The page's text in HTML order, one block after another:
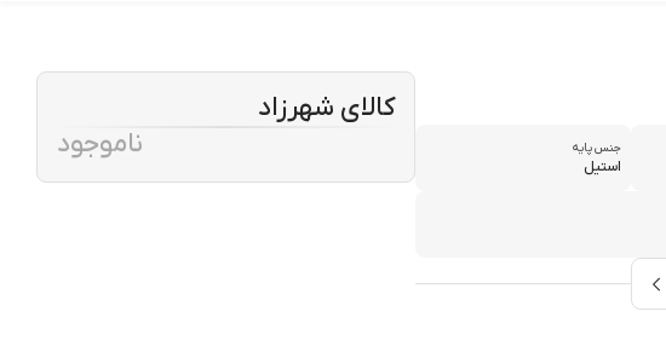
جنس پایه
استیل
کالای شهرزاد
ناموجود